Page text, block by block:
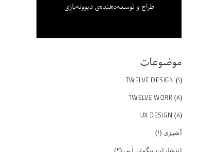
طراح و توسعه‌دهنده‌ی دیوونه‌بازی
موضوعات
TWELVE DESIGN (۱)
TWELVE WORK (۸)
UX DESIGN (۸)
آشپزی (۱)
انتشارات پنگوئن آبی